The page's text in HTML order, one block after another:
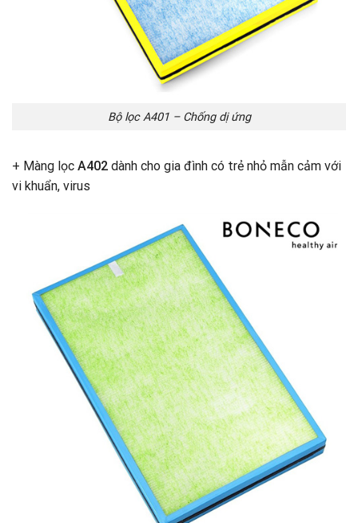
Bộ lọc A401 – Chống dị ứng
+ Màng lọc A402 dành cho gia đình có trẻ nhỏ mẫn cảm với
vi khuẩn, virus